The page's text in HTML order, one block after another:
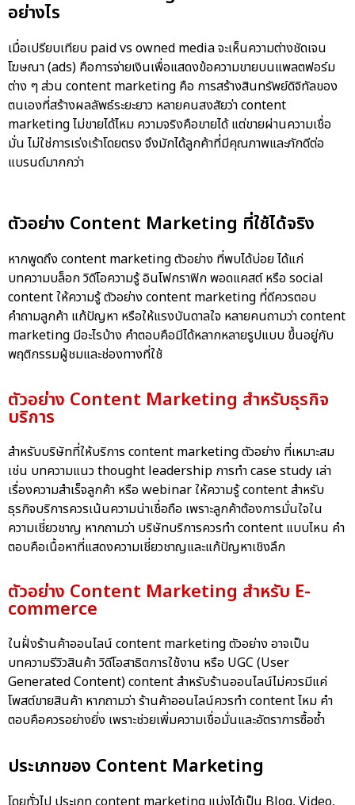
อย่างไร
เมื่อเปรียบเทียบ paid vs owned media จะเห็นความต่างชัดเจน
โฆษณา (ads) คือการจ่ายเงินเพื่อแสดงข้อความขายบนแพลตฟอร์ม
ต่าง ๆ ส่วน content marketing คือ การสร้างสินทรัพย์ดิจิทัลของ
ตนเองที่สร้างผลลัพธ์ระยะยาว หลายคนสงสัยว่า content
marketing ไม่ขายได้ไหม ความจริงคือขายได้ แต่ขายผ่านความเชื่อ
มั่น ไม่ใช่การเร่งเร้าโดยตรง จึงมักได้ลูกค้าที่มีคุณภาพและภักดีต่อ
แบรนด์มากกว่า
ตัวอย่าง Content Marketing ที่ใช้ได้จริง
หากพูดถึง content marketing ตัวอย่าง ที่พบได้บ่อย ได้แก่
บทความบล็อก วิดีโอความรู้ อินโฟกราฟิก พอดแคสต์ หรือ social
content ให้ความรู้ ตัวอย่าง content marketing ที่ดีควรตอบ
คำถามลูกค้า แก้ปัญหา หรือให้แรงบันดาลใจ หลายคนถามว่า content
marketing มีอะไรบ้าง คำตอบคือมีได้หลากหลายรูปแบบ ขึ้นอยู่กับ
พฤติกรรมผู้ชมและช่องทางที่ใช้
ตัวอย่าง Content Marketing สำหรับธุรกิจ
บริการ
สำหรับบริษัทที่ให้บริการ content marketing ตัวอย่าง ที่เหมาะสม
เช่น บทความแนว thought leadership การทำ case study เล่า
เรื่องความสำเร็จลูกค้า หรือ webinar ให้ความรู้ content สำหรับ
ธุรกิจบริการควรเน้นความน่าเชื่อถือ เพราะลูกค้าต้องการมั่นใจใน
ความเชี่ยวชาญ หากถามว่า บริษัทบริการควรทำ content แบบไหน คำ
ตอบคือเนื้อหาที่แสดงความเชี่ยวชาญและแก้ปัญหาเชิงลึก
ตัวอย่าง Content Marketing สำหรับ E-
commerce
ในฝั่งร้านค้าออนไลน์ content marketing ตัวอย่าง อาจเป็น
บทความรีวิวสินค้า วิดีโอสาธิตการใช้งาน หรือ UGC (User
Generated Content) content สำหรับร้านออนไลน์ไม่ควรมีแค่
โพสต์ขายสินค้า หากถามว่า ร้านค้าออนไลน์ควรทำ content ไหม คำ
ตอบคือควรอย่างยิ่ง เพราะช่วยเพิ่มความเชื่อมั่นและอัตราการซื้อซ้ำ
ประเภทของ Content Marketing